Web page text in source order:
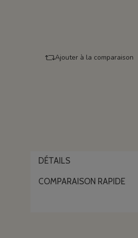
Ajouter à la comparaison
DÉTAILS
COMPARAISON RAPIDE